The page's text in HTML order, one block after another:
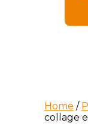
Home /
collage